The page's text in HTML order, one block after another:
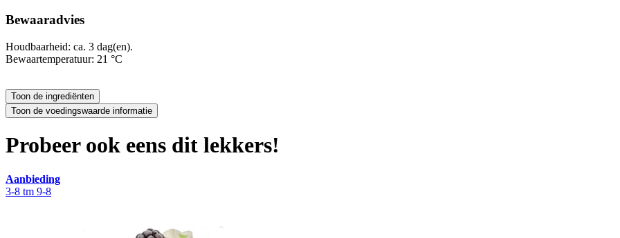
Bewaaradvies
Houdbaarheid: ca. 3 dag(en).
Bewaartemperatuur: 21 °C
Probeer ook eens dit lekkers!
Aanbieding
3-8 tm 9-8